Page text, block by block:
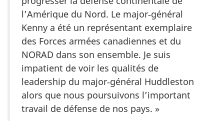
l’Amérique du Nord. Le major‑général
Kenny a été un représentant exemplaire
des Forces armées canadiennes et du
NORAD dans son ensemble. Je suis
impatient de voir les qualités de
leadership du major‑général Huddleston
alors que nous poursuivons l’important
travail de défense de nos pays. »